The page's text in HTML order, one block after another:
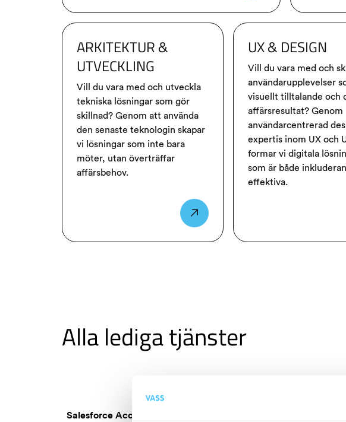
ARKITEKTUR &
UTVECKLING
Vill du vara med och utveckla
tekniska lösningar som gör
skillnad? Genom att använda
den senaste teknologin skapar
vi lösningar som inte bara
möter, utan överträffar
affärsbehov.
UX & DESIGN
Vill du vara med och
användarupplevelser
visuellt tilltalande och
affärsresultat? Genom
användarcentrerad
expertis inom UX och
formar vi digitala
som är både
effektiva.
Alla lediga tjänster
Salesforce Account Executive